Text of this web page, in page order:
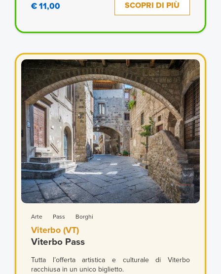
€ 11,00 SCOPRI DI PIÙ
Arte Pass Borghi
Viterbo (VT)
Viterbo Pass
Tutta l’offerta artistica e culturale di Viterbo
racchiusa in un unico biglietto.